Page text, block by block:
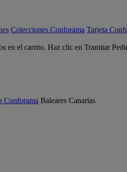
Colecciones Conforama Tarjeta
en el carrito. Haz clic en Tramitar
Conforama Baleares Canarias